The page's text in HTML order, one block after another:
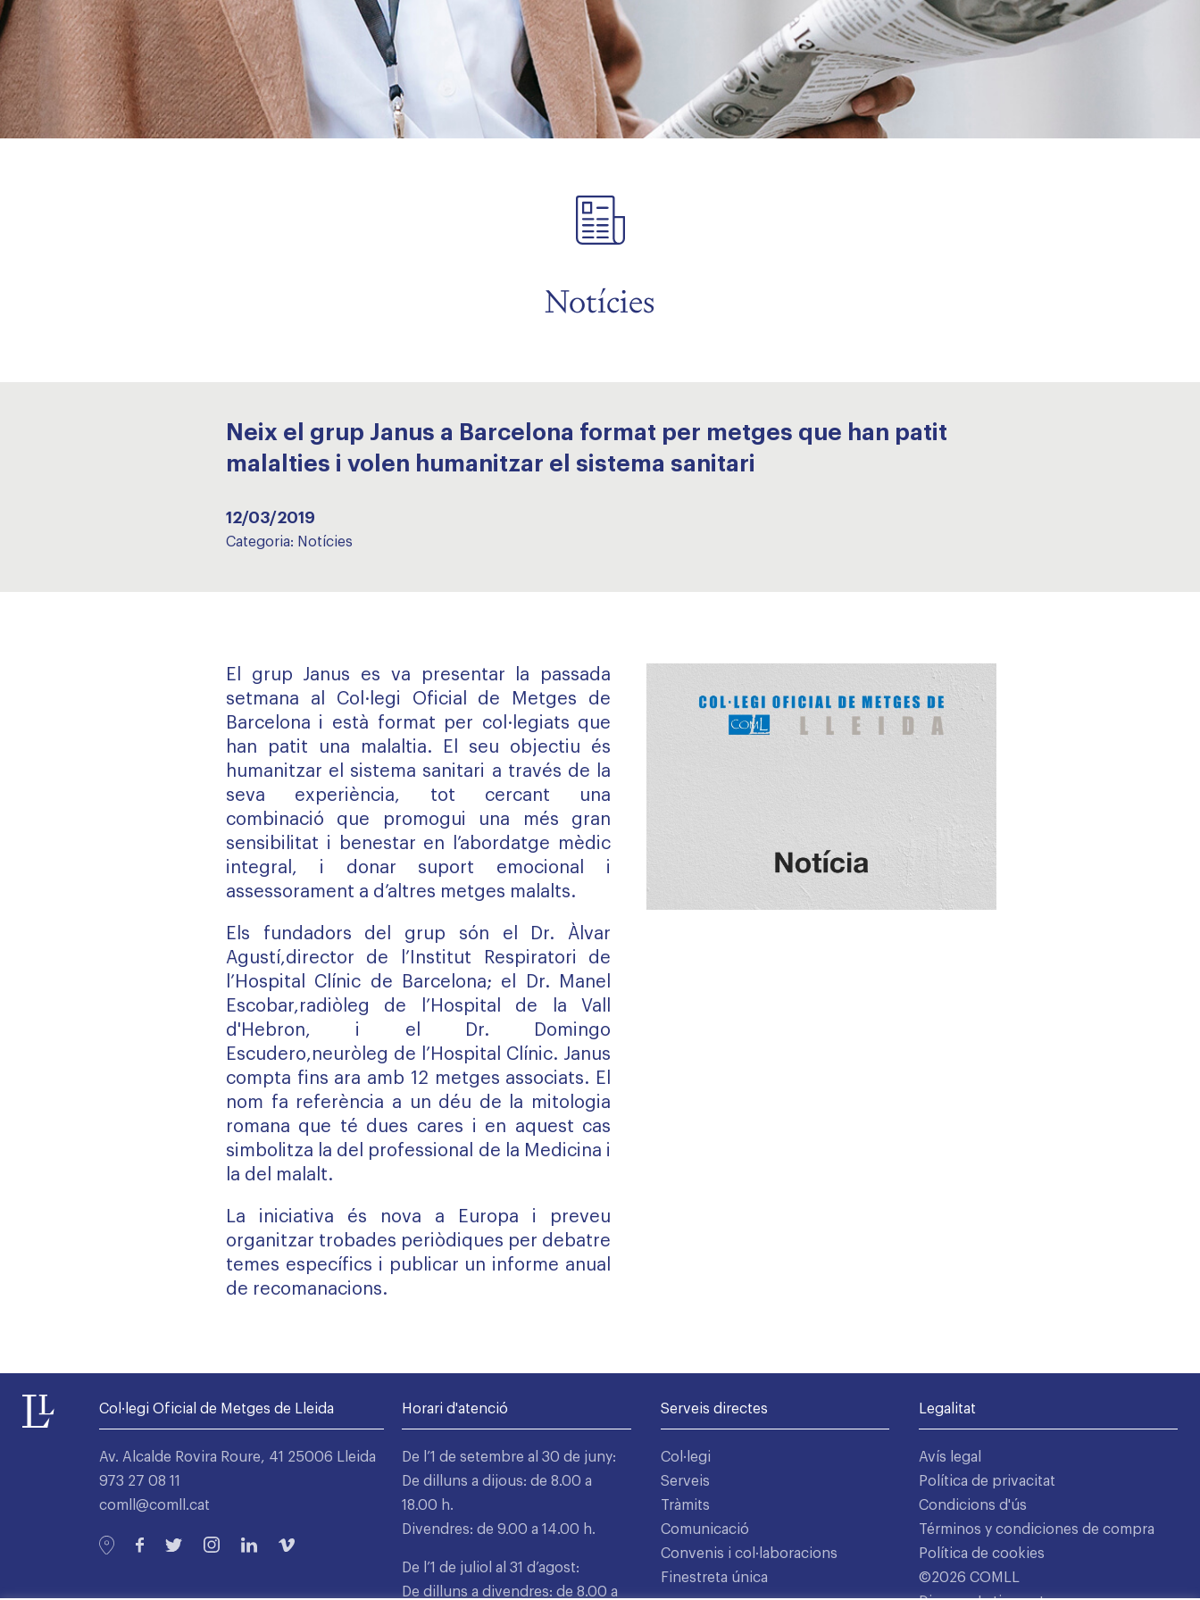
Notícies
Neix el grup Janus a Barcelona format per metges que han patit
malalties i volen humanitzar el sistema sanitari
12/03/2019
Categoria: Notícies
El grup Janus es va presentar la passada
setmana al Col·legi Oficial de Metges de
Barcelona i està format per col·legiats que
han patit una malaltia. El seu objectiu és
humanitzar el sistema sanitari a través de la
seva experiència, tot cercant una
combinació que promogui una més gran
sensibilitat i benestar en l’abordatge mèdic
integral, i donar suport emocional i
assessorament a d’altres metges malalts.
Els fundadors del grup són el Dr. Àlvar
Agustí,director de l’Institut Respiratori de
l’Hospital Clínic de Barcelona; el Dr. Manel
Escobar,radiòleg de l’Hospital de la Vall
d'Hebron, i el Dr. Domingo
Escudero,neuròleg de l’Hospital Clínic. Janus
compta fins ara amb 12 metges associats. El
nom fa referència a un déu de la mitologia
romana que té dues cares i en aquest cas
simbolitza la del professional de la Medicina i
la del malalt.
La iniciativa és nova a Europa i preveu
organitzar trobades periòdiques per debatre
temes específics i publicar un informe anual
de recomanacions.
Col·legi Oficial de Metges de Lleida
Av. Alcalde Rovira Roure, 41 25006 Lleida
973 27 08 11
comll@comll.cat
Horari d'atenció
De l’1 de setembre al 30 de juny:
De dilluns a dijous: de 8.00 a
18.00 h.
Divendres: de 9.00 a 14.00 h.
De l’1 de juliol al 31 d’agost:
De dilluns a divendres: de 8.00 a
Serveis directes
Col·legi
Serveis
Tràmits
Comunicació
Convenis i col·laboracions
Finestreta única
Legalitat
Avís legal
Política de privacitat
Condicions d'ús
Términos y condiciones de compra
Política de cookies
©2026 COMLL